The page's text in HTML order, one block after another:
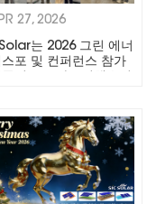
27, 2026
는 2026 그린 에너
포 및 컨퍼런스 참가